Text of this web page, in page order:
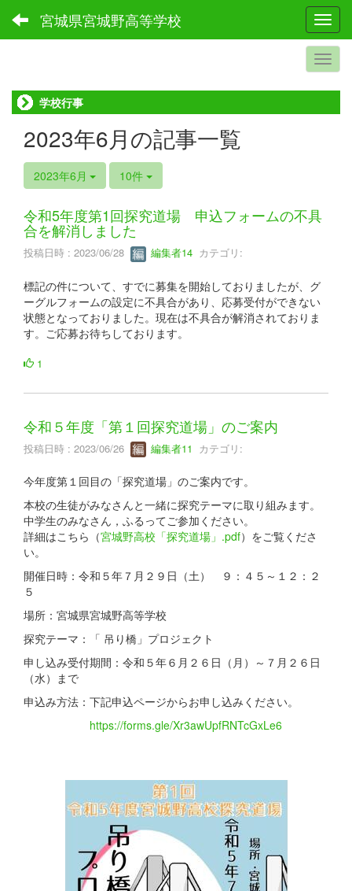
宮城県宮城野高等学校
学校行事
2023年6月の記事一覧
2023年6月 10件
令和5年度第1回探究道場 申込フォームの不具
合を解消しました
投稿日時 : 2023/06/28 編集者14 カテゴリ:
標記の件について、すでに募集を開始しておりましたが、グ
ーグルフォームの設定に不具合があり、応募受付ができない
状態となっておりました。現在は不具合が解消されておりま
す。ご応募お待ちしております。
1
令和５年度「第１回探究道場」のご案内
投稿日時 : 2023/06/26 編集者11 カテゴリ:
今年度第１回目の「探究道場」のご案内です。
本校の生徒がみなさんと一緒に探究テーマに取り組みます。
中学生のみなさん，ふるってご参加ください。
詳細はこちら（宮城野高校「探究道場」.pdf）をご覧くださ
い。
開催日時：令和５年７月２９日（土） ９：４５～１２：２
５
場所：宮城県宮城野高等学校
探究テーマ：「 吊り橋」プロジェクト
申し込み受付期間：令和５年６月２６日（月）～７月２６日
（水）まで
申込み方法：下記申込ページからお申し込みください。
https://forms.gle/Xr3awUpfRNTcGxLe6